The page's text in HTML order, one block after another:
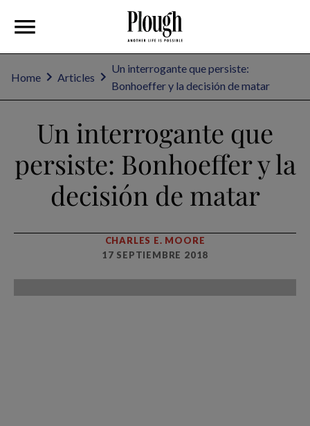
Home Articles
Un interrogante que persiste:
Bonhoeffer y la decisión de matar
Un interrogante que
persiste: Bonhoeffer y la
decisión de matar
CHARLES E. MOORE
17 SEPTIEMBRE 2018